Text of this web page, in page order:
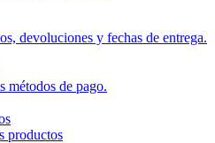
devoluciones y fechas de entrega.
métodos de pago.
productos